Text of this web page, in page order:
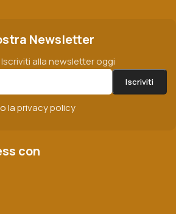
Newsletter
alla newsletter oggi
laprivacy policy
con